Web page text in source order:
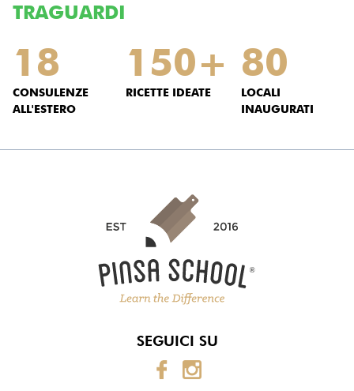
TRAGUARDI
18
CONSULENZE
ALL'ESTERO
150+
RICETTE IDEATE
80
LOCALI
INAUGURATI
SEGUICI SU